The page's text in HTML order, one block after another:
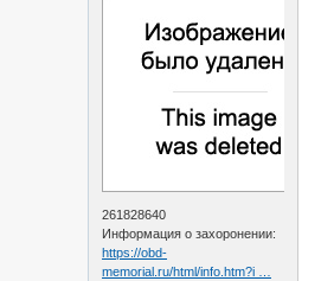
261828640
Информация о захоронении:
https://obd-
memorial.ru/html/info.htm?i …